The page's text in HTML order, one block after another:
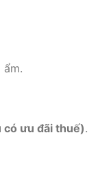
ẩm.
có ưu đãi thuế).